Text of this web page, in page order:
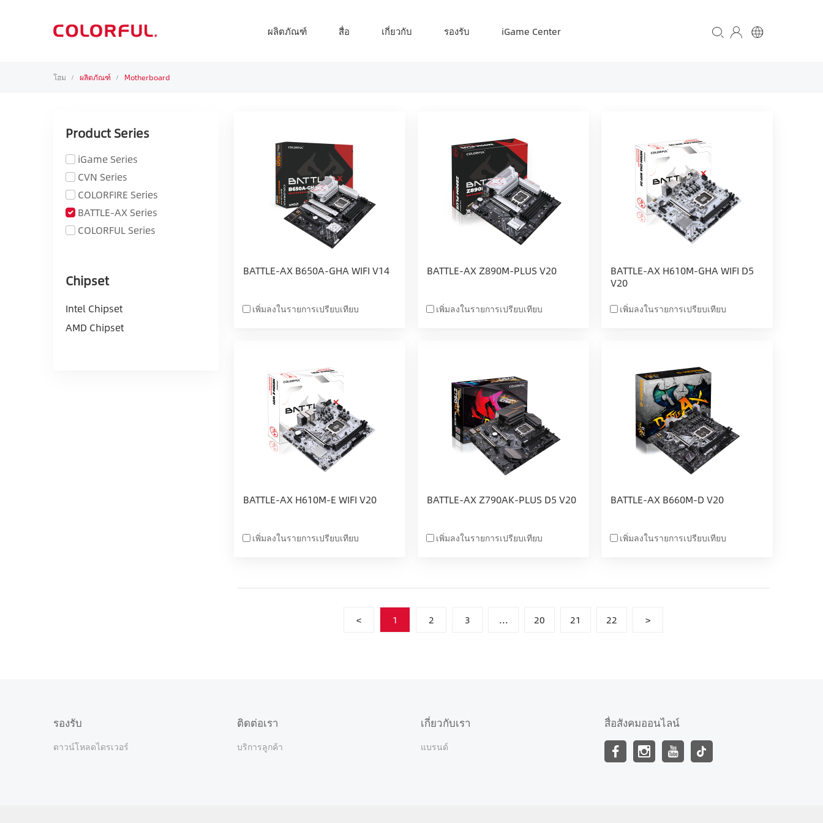
ผลิตภัณฑ์ สื่อ เกี่ยวกับ รองรับ iGame Center
โฮม / ผลิตภัณฑ์ / Motherboard
BATTLE-AX B650A-GHA WIFI V14
เพิ่มลงในรายการเปรียบเทียบ
BATTLE-AX Z890M-PLUS V20
เพิ่มลงในรายการเปรียบเทียบ
BATTLE-AX H610M-GHA WIFI D5
V20
เพิ่มลงในรายการเปรียบเทียบ
BATTLE-AX H610M-E WIFI V20
เพิ่มลงในรายการเปรียบเทียบ
BATTLE-AX Z790AK-PLUS D5 V20
เพิ่มลงในรายการเปรียบเทียบ
BATTLE-AX B660M-D V20
เพิ่มลงในรายการเปรียบเทียบ
< 1 2 3 ... 20 21 22 >
Product Series
iGame Series
CVN Series
COLORFIRE Series
BATTLE-AX Series
COLORFUL Series
Chipset
Intel Chipset
AMD Chipset
รองรับ
ดาวน์โหลดไดรเวอร์
ติดต่อเรา
บริการลูกค้า
เกี่ยวกับเรา
แบรนด์
สื่อสังคมออนไลน์